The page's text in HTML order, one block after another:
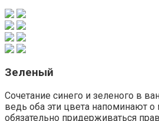
Зеленый
Сочетание синего и зеленого в
ведь оба эти цвета напоминают о
обязательно придерживаться